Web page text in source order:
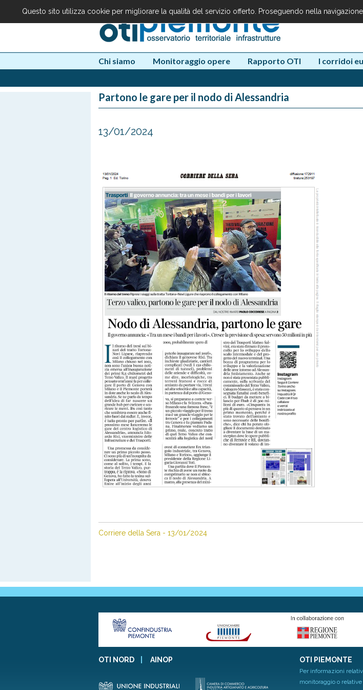
Chi siamo Monitoraggio opere Rapporto OTI I corridoi
Partono le gare per il nodo di Alessandria
13/01/2024
Corriere della Sera - 13/01/2024
OTI NORD AINOP OTI PIEMONTE
Per informazioni
monitoraggio o
Questo sito utilizza cookie per migliorare la qualità del servizio offerto. Proseguendo nella